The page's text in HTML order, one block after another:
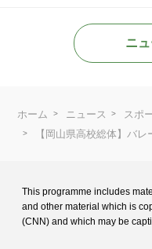
ニ
ホーム ニュース
スポ
【岡山県高校総体】バ
This programme includes
and other material which is
(CNN) and which may be